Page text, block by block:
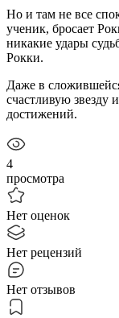
Но и там не все
ученик, бросает
никакие удары
Рокки.
Даже в
счастливую звезду
достижений.
4
просмотра
Нет оценок
Нет рецензий
Нет отзывов